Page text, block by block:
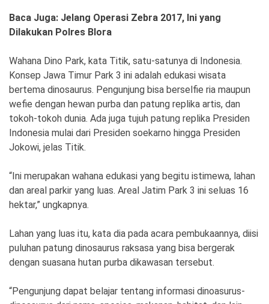
Reserve
Baca Juga: Jelang Operasi Zebra 2017, Ini yang
Dilakukan Polres Blora
Wahana Dino Park, kata Titik, satu-satunya di Indonesia.
Konsep Jawa Timur Park 3 ini adalah edukasi wisata
bertema dinosaurus. Pengunjung bisa berselfie ria maupun
wefie dengan hewan purba dan patung replika artis, dan
tokoh-tokoh dunia. Ada juga tujuh patung replika Presiden
Indonesia mulai dari Presiden soekarno hingga Presiden
Jokowi, jelas Titik.
“Ini merupakan wahana edukasi yang begitu istimewa, lahan
dan areal parkir yang luas. Areal Jatim Park 3 ini seluas 16
hektar,” ungkapnya.
Lahan yang luas itu, kata dia pada acara pembukaannya, diisi
puluhan patung dinosaurus raksasa yang bisa bergerak
dengan suasana hutan purba dikawasan tersebut.
“Pengunjung dapat belajar tentang informasi dinoasurus-